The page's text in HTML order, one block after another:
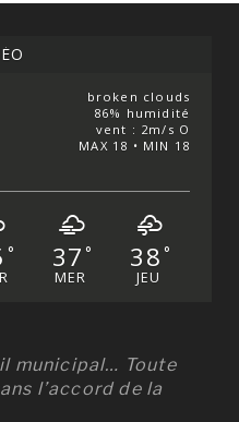
broken clouds
86% humidité
vent : 2m/s O
MAX 18 • MIN 18
° 37 °
MER
38 °
JEU
municipal… Toute
l’accord de la